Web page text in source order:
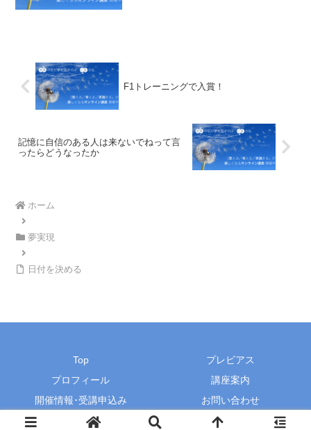
F1トレーニングで入賞！
記憶に自信のある人は来ないでねって言
ったらどうなったか
ホーム
夢実現
日付を決める
Top
プレビアス
プロフィール
講座案内
開催情報･受講申込み
お問い合わせ
© 2015-2026 プレビアス・田辺由香里オフィシャルサイト.